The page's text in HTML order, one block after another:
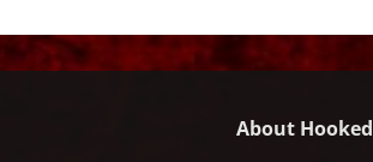
About Hooked